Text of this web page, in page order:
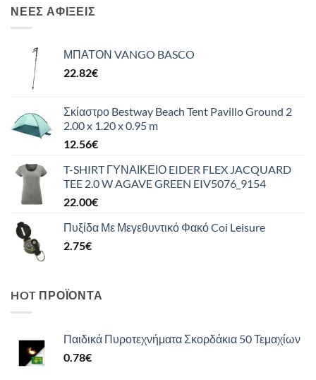
ΝΈΕΣ ΑΦΊΞΕΙΣ
ΜΠΑΤΟΝ VANGO BASCO
22.82€
Σκίαστρο Bestway Beach Tent Pavillo Ground 2
2.00 x 1.20 x 0.95 m
12.56€
T-SHIRT ΓΥΝΑΙΚΕΙΟ EIDER FLEX JACQUARD
TEE 2.0 W AGAVE GREEN EIV5076_9154
22.00€
Πυξίδα Με Μεγεθυντικό Φακό Coi Leisure
2.75€
HOT ΠΡΟΪΌΝΤΑ
Παιδικά Πυροτεχνήματα Σκορδάκια 50 Τεμαχίων
0.78€